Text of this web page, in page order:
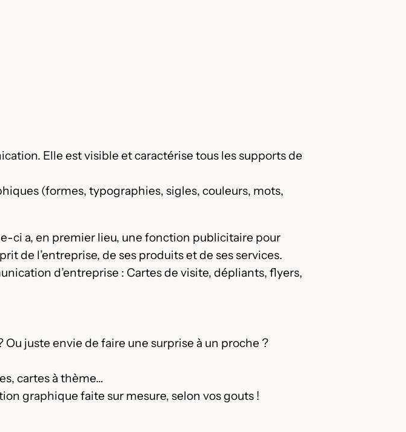
Elle est visible et caractérise tous les supports de
(formes, typographies, sigles, couleurs, mots,
ci a, en premier lieu, une fonction publicitaire pour
de l’entreprise, de ses produits et de ses services.
d’entreprise : Cartes de visite, dépliants, flyers,
juste envie de faire une surprise à un proche ?
cartes à thème…
graphique faite sur mesure, selon vos gouts !